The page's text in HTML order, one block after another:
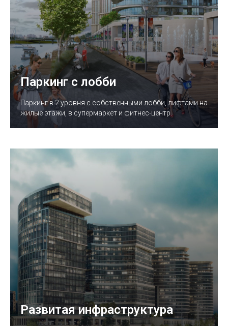
Паркинг с лобби
Паркинг в 2 уровня с собственными лобби, лифтами на
жилые этажи, в супермаркет и фитнес-центр.
Развитая инфраструктура